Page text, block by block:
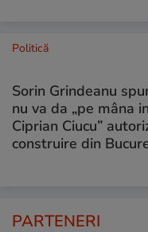
Politică
Sorin Grindeanu
nu va da „pe mâna
Ciprian Ciucu”
construire din
PARTENERI